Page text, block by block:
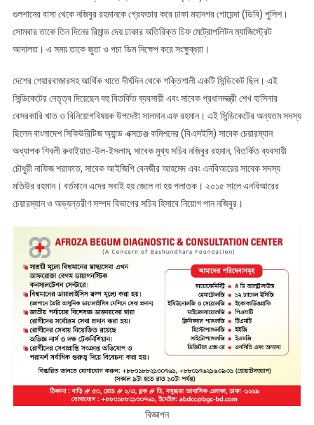
গুলশানের বাসা থেকে নজিবুর রহমানকে গ্রেফতার করে ঢাকা মহানগর গোয়েন্দা (ডিবি) পুলিশ।
সোমবার তাকে তিন দিনের রিমান্ড দেয় ঢাকার অতিরিক্ত চিফ মেট্রোপলিটন ম্যাজিস্ট্রেট
আদালত। এ সময় তাকে জুতা ও পচা ডিম নিক্ষেপ করে সংক্ষুব্ধরা।
দেশের শেয়ারবাজারসহ আর্থিক খাতে দীর্ঘদিন থেকে শক্তিশালী একটি সিন্ডিকেট ছিল। এই
সিন্ডিকেটের নেতৃত্ব দিয়েছেন বহু বিতর্কিত ব্যবসায়ী এবং সাবেক প্রধানমন্ত্রী শেখ হাসিনার
বেসরকারি খাত ও বিনিয়োগবিষয়ক উপদেষ্টা সালমান এফ রহমান। এই সিন্ডিকেটের অন্যতম সদস্য
ছিলেন বাংলাদেশ সিকিউরিটিজ অ্যান্ড এক্সচেঞ্জ কমিশনের (বিএসইসি) সাবেক চেয়ারম্যান
অধ্যাপক শিবলী রুবাইয়াত-উল-ইসলাম, সাবেক মুখ্য সচিব নজিবুর রহমান, বিতর্কিত ব্যবসায়ী
চৌধুরী নাফিজ শরাফাত, সাবেক আইজিপি বেনজীর আহমেদ এবং এনবিআরের সাবেক সদস্য
মতিউর রহমান। বর্তমানে এদের সবাই হয় জেলে না হয় পলাতক। ২০১৫ সালে এনবিআরের
চেয়ারম্যান ও অভ্যন্তরীণ সম্পদ বিভাগের সচিব হিসাবে নিয়োগ পান নজিবুর।
বিজ্ঞাপন